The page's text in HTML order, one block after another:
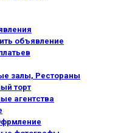
объявление
залы, Рестораны
торт
агентства